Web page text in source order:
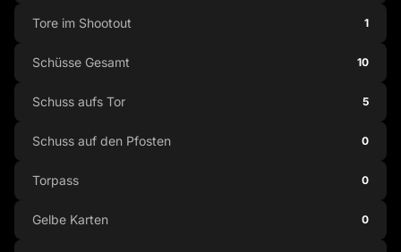
Tore im Shootout 1
Schüsse Gesamt 10
Schuss aufs Tor 5
Schuss auf den Pfosten 0
Torpass 0
Gelbe Karten 0